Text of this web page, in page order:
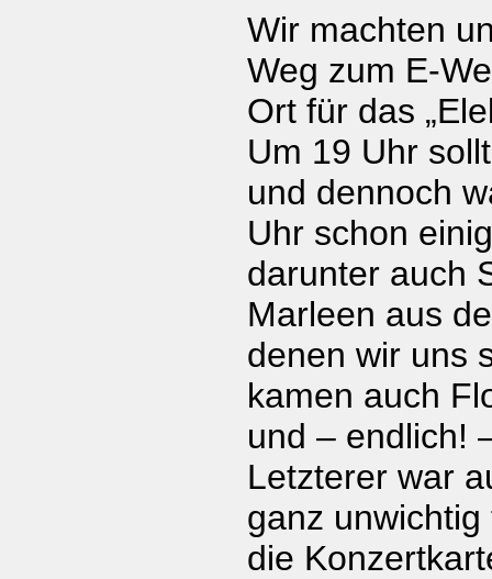
Wir machten
Weg zum E-
Ort für das
Um 19 Uhr
und dennoch
Uhr schon
darunter auch
Marleen aus
denen wir uns
kamen auch
und – endlich!
Letzterer war
ganz
die